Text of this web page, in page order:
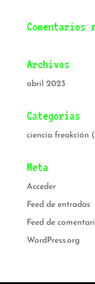
Comentarios
Archivos
abril 2023
Categorías
ciencia freakción
Meta
Acceder
Feed de entradas
Feed de
WordPress.org